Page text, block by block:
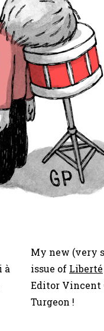
à
My new (very
issue of Liberté
Editor Vincent
Turgeon !